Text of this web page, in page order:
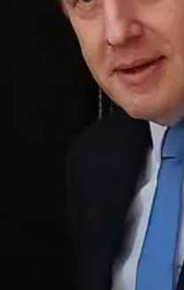
Перник
Плевен
Пловдив
Разград
Русе, 23
Силистра
Сливен,
Смолян
София
Стара
Хасково ,